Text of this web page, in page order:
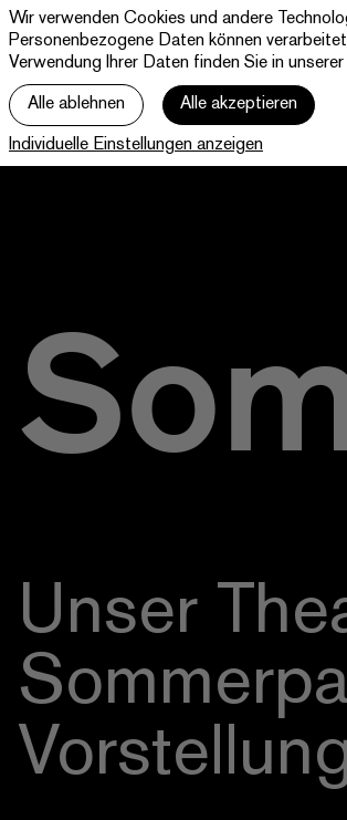
Theater Paderborn
Westfälische Kammerspiele
Unser
Wir verwenden Cookies und andere
Personenbezogene Daten können
Verwendung Ihrer Daten finden Sie in unserer
Alle ablehnen Alle akzeptieren
Individuelle Einstellungen anzeigen